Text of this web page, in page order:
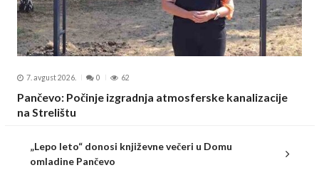
7. avgust 2026. 0 62
Pančevo: Počinje izgradnja atmosferske kanalizacije
na Strelištu
„Lepo leto“ donosi književne večeri u Domu
omladine Pančevo